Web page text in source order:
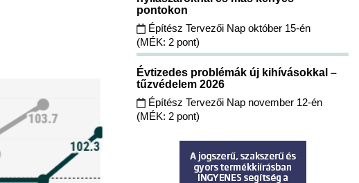
pontokon
Építész Tervezői Nap október 15-én
(MÉK: 2 pont)
Évtizedes problémák új kihívásokkal –
tűzvédelem 2026
Építész Tervezői Nap november 12-én
(MÉK: 2 pont)